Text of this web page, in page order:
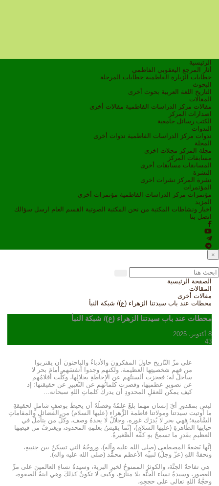
الرئيسية
أثار المرجع اليعقوبي الفاطمي
خطابات الزيارة الفاطمية خطابات المرحلة
البحوث
التاريخ
اللغة العربية بحوث أخرى
المقالات
مقالات مركز الدراسات الفاطمية مقالات أخرى
اصدارات المركز
الكتب رسائل جامعية
الندوات
ندوات مركز الدراسات الفاطمية ندوات أخرى
المجلة
مجلة المركز مجلات اخرى
مسابقات المركز
المسابقات مسابقات أخرى
النشرة
نشرة المركز نشرات اخرى
المؤتمرات
مؤتمرات مركز الدراسات الفاطمية مؤتمرات أخرى
المزيد
اخبار ونشاطات
المكتبة من نحن المكتبة الصوتية القسم العام ارسل سؤالك
اتصل بنا
×
الصفحة الرئيسية
المقالات
مقالات أخرى
محطات عند باب سيدتنا الزهراء (ع)/ شبكة النبأ
محطات عند باب سيدتنا الزهراء (ع)/ شبكة النبأ
8 أكتوبر، 2025
43
على مرِّ التَّاريخ حاولَ المفكرونَ والأدباءُ والباحثونَ أن يقتربوا
من فهم شخصيتِها العظيمة، ولكنهم وجدوا أنفسَهم أمامَ بحر لا
ساحلَ له؛ فعجزت ألسنتُهم عن الإحاطةِ بجلالِها، وكلَّت أقلامُهم
عن تصويرِ عظمتِها، وقصرت كلماتُهم عن التَّعبيرِ عن حقيقتها؛ إذ
كيف يمكن للعقلِ المحدودِ أن يدركَ كلماتِ اللهِ سبحانه…
ليس بمقدورِ أيّ إنسان مهما بلغَ علمُهُ وفضلُهُ أن يحيطَ بوصفٍ شاملٍ لحقيقةِ
ما أُوتيت سيدتنا ومولاتنا فاطمة الزَّهراء (عليها السلام) من الفضائلِ والمقاماتِ
السَّامية؛ فهي بحر لا يُدرَك غوره، وجلالٌ لا يحدهُ وصف، وكلُّ من يتأملُ في
حياتِها الطَّاهرةِ (عليها السلام)، إنَّما يقيسُ بعلمِهِ المحدود، ويغترفُ من فيضِها
العظيمِ بقَدرِ ما تسمحُ بهِ كفُّه الصَّغيرةُ.
إنَّها بَضعةُ المصطفى (صلى الله عليه وآله)، وروحُهُ التي تسكنُ بين جنبيهِ،
وتحفةُ اللهِ (عزَّ وجلَّ) لنبيِّه الأعظم محمَّد (صلى الله عليه وآله).
هي تفاحةُ الجنَّة، والكوثرُ الممنوحُ لخيرِ البرية، وسيدةُ نساءِ العالمينَ على مرِّ
العصور، وسيدةُ نساء الجنَّة بلا منازع، وكيف لا تكونُ كذلكَ وهي ابنةُ الصفوة،
وحجَّةُ اللهِ تعالى على حججِهِ،